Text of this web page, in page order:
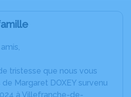
tristesse que nous vous
Margaret DOXEY survenu
à Villefranche-de-